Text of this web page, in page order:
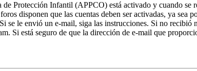
Protección Infantil (APPCO) está activado y cuando se
disponen que las cuentas deben ser activadas, ya sea
se le envió un e-mail, siga las instrucciones. Si no recibió
Si está seguro de que la dirección de e-mail que